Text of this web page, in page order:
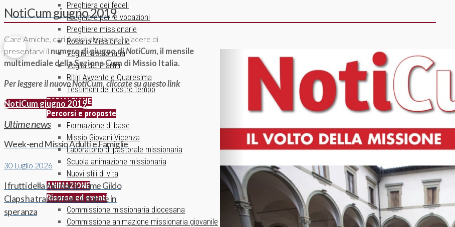
Preghiera dei fedeli
Preghiere per le vocazioni
Preghiere missionarie
Rosario Missionario
Veglia missionaria
Veglia dei martiri
Ritiri Avvento e Quaresima
Testimoni del nostro tempo
FORMAZIONE
Percorsi e proposte
Formazione di base
Missio Giovani Vicenza
Laboratorio di pastorale missionaria
Scuola animazione missionaria
Nuovi stili di vita
ANIMAZIONE
Risorse ed eventi
Commissione missionaria diocesana
Commissione animazione missionaria giovanile
ISCRIZIONE NEWSLETTER
NotiCum giugno 2019
Care Amiche, cari Amici, abbiamo il piacere di
presentarvi il numerodi giugno diNotiCum, il mensile
multimediale della Sezione Cum di Missio Italia.
Per leggere il nuovo NotiCum, cliccate su questo link
NotiCum giugno 2019
Ultime news
Week-end Missio Adulti e Famiglie
30 Luglio 2026
I frutti della memoria: come Gildo
Claps ha trasformato il dolore in
speranza